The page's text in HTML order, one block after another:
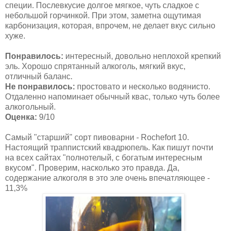
специи. Послевкусие долгое мягкое, чуть сладкое с
небольшой горчинкой. При этом, заметна ощутимая
карбонизация, которая, впрочем, не делает вкус сильно
хуже.
Понравилось: интересный, довольно неплохой крепкий
эль. Хорошо спрятанный алкоголь, мягкий вкус,
отличный баланс.
Не понравилось: простовато и несколько водянисто.
Отдаленно напоминает обычный квас, только чуть более
алкогольный.
Оценка: 9/10
Самый "старший" сорт пивоварни - Rochefort 10.
Настоящий траппистский квадрюпель. Как пишут почти
на всех сайтах "полнотелый, с богатым интересным
вкусом". Проверим, насколько это правда. Да,
содержание алкоголя в это эле очень впечатляющее -
11,3%